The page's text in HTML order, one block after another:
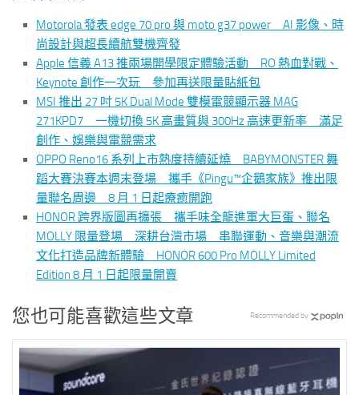
Motorola 發表 edge 70 pro 與 moto g37 power AI 影像、時
尚設計與超長續航雙機齊發
Apple 信義 A13 推兩場開學限定體驗活動 RO 熱血對戰、
Keynote 創作一次玩 參加再送限量貼紙包
MSI 推出 27 吋 5K Dual Mode 雙模電競顯示器 MAG
271KPD7 一機切換 5K 高畫質與 300Hz 高速更新率 滿足
創作、娛樂與電競需求
OPPO Reno16 系列上市熱度持續延燒 BABYMONSTER 舞
蹈大賽決賽本週末登場 攜手《Pingu™企鵝家族》推出限
量聯名周邊 8 月 1 日起療癒開跑
HONOR 跨界版圖再擴張 攜手味全龍進軍大巨蛋、聯名
MOLLY 限量登場 深耕台灣市場 串聯運動、音樂與潮流
文化打造品牌新體驗 HONOR 600 Pro MOLLY Limited
Edition 8 月 1 日起限量開賣
您也可能喜歡這些文章 Recommended by